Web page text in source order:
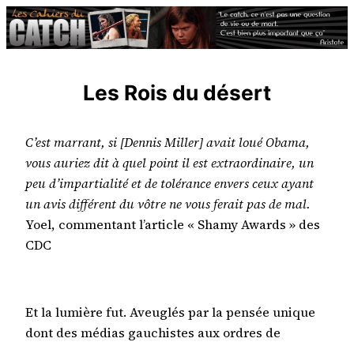
Aller
au
Les Rois du désert
C’est marrant, si [Dennis Miller] avait loué Obama,
vous auriez dit à quel point il est extraordinaire, un
peu d’impartialité et de tolérance envers ceux ayant
un avis différent du vôtre ne vous ferait pas de mal.
Yoel, commentant l’article « Shamy Awards » des
CDC
Et la lumière fut. Aveuglés par la pensée unique
dont des médias gauchistes aux ordres de